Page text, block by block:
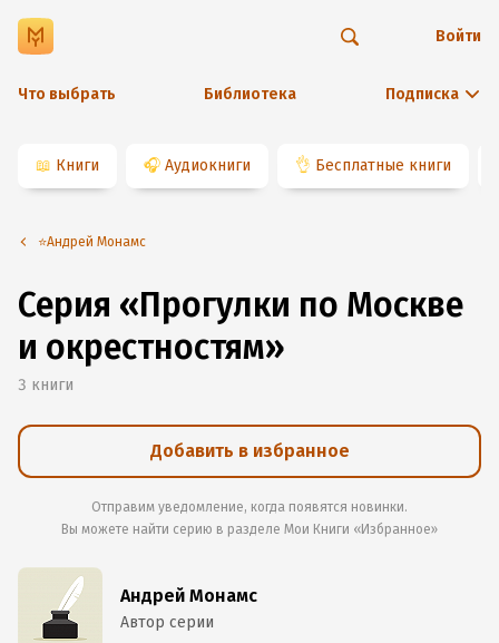
Что выбрать Библиотека Подписка
Войти
📖 Книги 🎧 Аудиокниги 👌 Бесплатные книги
⭐️Андрей Монамс
Серия «Прогулки по Москве
и окрестностям»
3 книги
Добавить в избранное
Отправим уведомление, когда появятся новинки.
Вы можете найти серию в разделе Мои Книги «Избранное»
Андрей Монамс
Автор серии